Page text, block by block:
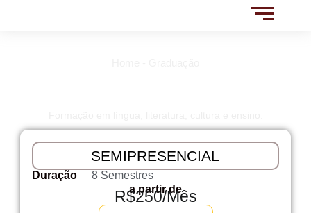
SEMIPRESENCIAL
Duração
8 Semestres
a partir de
R$250/Mês